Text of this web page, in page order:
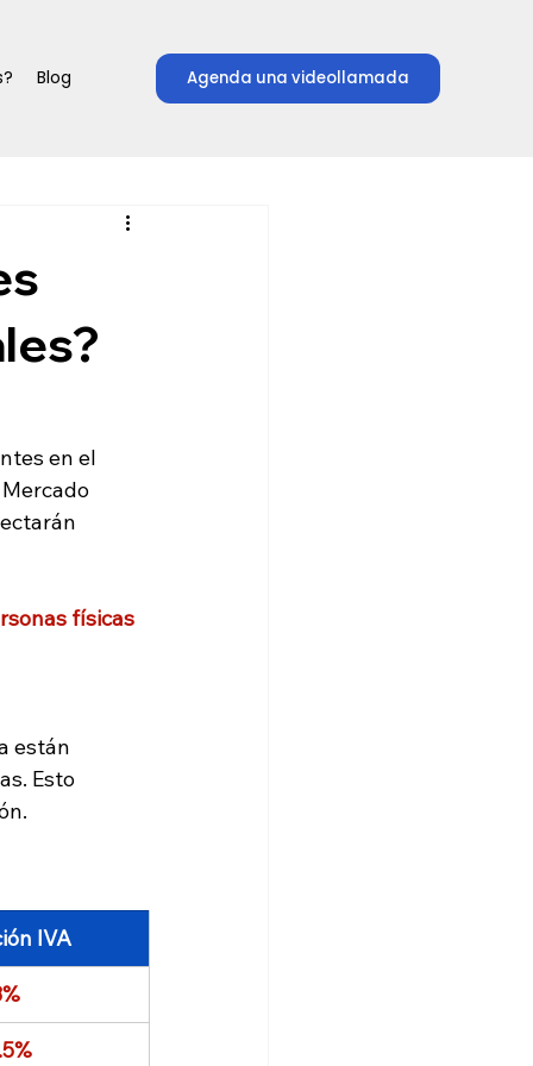
Blog Agenda una videollamada
en el
físicas
están
Esto
IVA